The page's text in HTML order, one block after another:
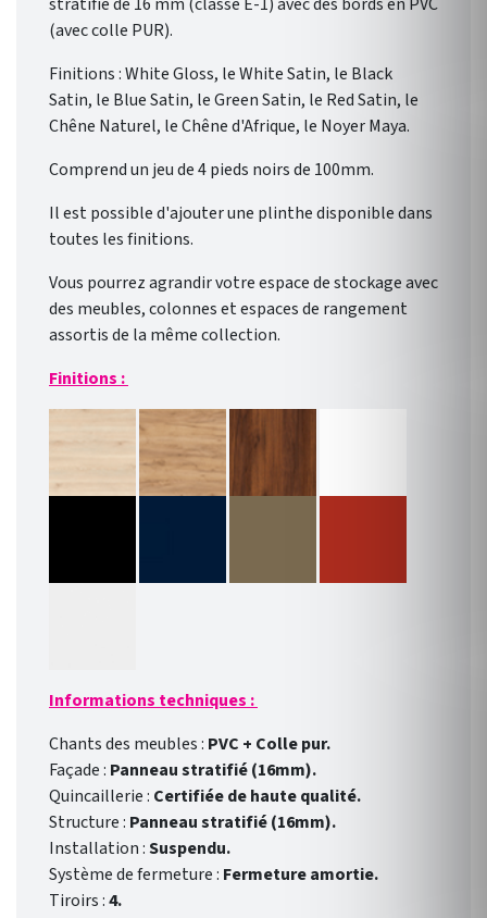
(avec colle PUR).
Finitions : White Gloss, le White Satin, le Black
Satin, le Blue Satin, le Green Satin, le Red Satin, le
Chêne Naturel, le Chêne d'Afrique, le Noyer Maya.
Comprend un jeu de 4 pieds noirs de 100mm.
Il est possible d'ajouter une plinthe disponible dans
toutes les finitions.
Vous pourrez agrandir votre espace de stockage avec
des meubles, colonnes et espaces de rangement
assortis de la même collection.
Finitions :
Informations techniques :
Chants des meubles : PVC + Colle pur.
Façade : Panneau stratifié (16mm).
Quincaillerie : Certifiée de haute qualité.
Structure : Panneau stratifié (16mm).
Installation :Suspendu.
Système de fermeture : Fermeture amortie.
Tiroirs :4.